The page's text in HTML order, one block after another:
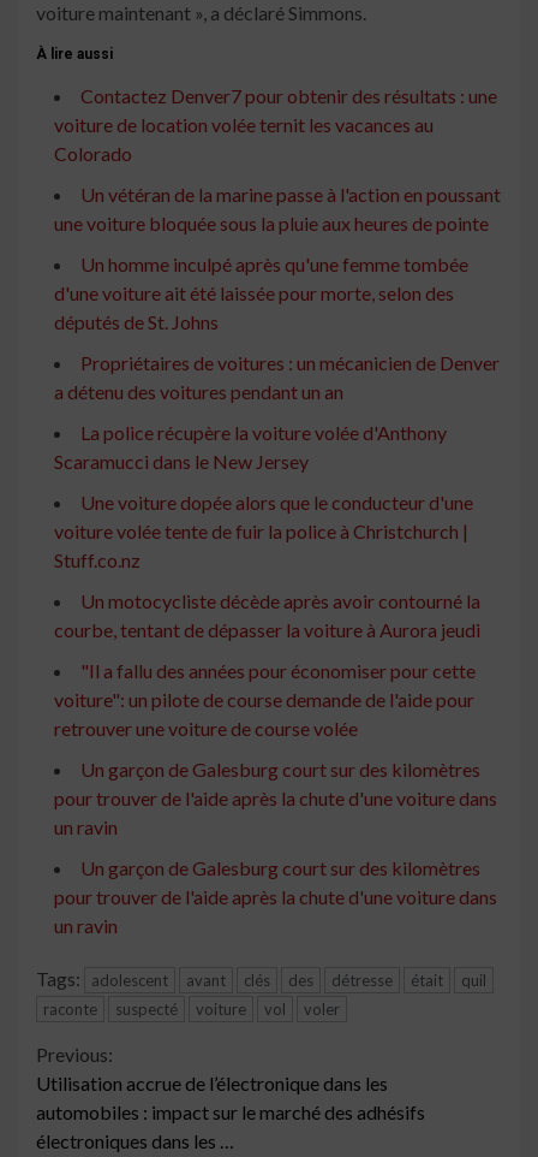
voiture maintenant », a déclaré Simmons.
À lire aussi
Contactez Denver7 pour obtenir des résultats : une
voiture de location volée ternit les vacances au
Colorado
Un vétéran de la marine passe à l'action en poussant
une voiture bloquée sous la pluie aux heures de pointe
Un homme inculpé après qu'une femme tombée
d'une voiture ait été laissée pour morte, selon des
députés de St. Johns
Propriétaires de voitures : un mécanicien de Denver
a détenu des voitures pendant un an
La police récupère la voiture volée d'Anthony
Scaramucci dans le New Jersey
Une voiture dopée alors que le conducteur d'une
voiture volée tente de fuir la police à Christchurch |
Stuff.co.nz
Un motocycliste décède après avoir contourné la
courbe, tentant de dépasser la voiture à Aurora jeudi
"Il a fallu des années pour économiser pour cette
voiture": un pilote de course demande de l'aide pour
retrouver une voiture de course volée
Un garçon de Galesburg court sur des kilomètres
pour trouver de l'aide après la chute d'une voiture dans
un ravin
Un garçon de Galesburg court sur des kilomètres
pour trouver de l'aide après la chute d'une voiture dans
un ravin
Tags: adolescent avant clés des détresse était
quil
raconte
suspecté voiture vol voler
Continue
Reading
Previous:
Utilisation accrue de l’électronique dans les
automobiles : impact sur le marché des adhésifs
électroniques dans les …